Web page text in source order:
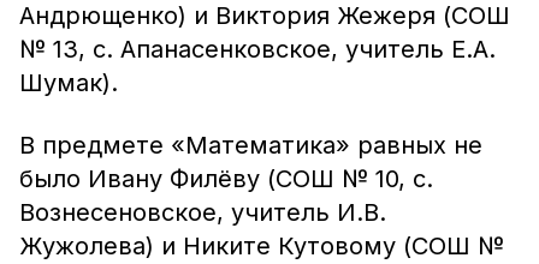
Андрющенко) и Виктория Жежеря (СОШ
№ 13, с. Апанасенковское, учитель Е.А.
Шумак).
В предмете «Математика» равных не
было Ивану Филёву (СОШ № 10, с.
Вознесеновское, учитель И.В.
Жужолева) и Никите Кутовому (СОШ №